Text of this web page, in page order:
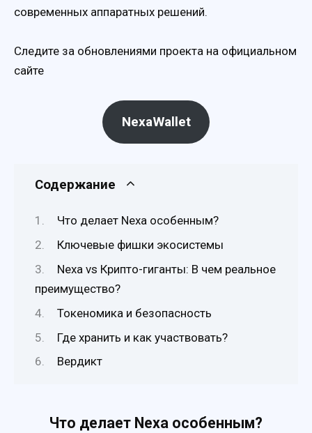
современных аппаратных решений.
Следите за обновлениями проекта на официальном
сайте
NexaWallet
Содержание
Что делает Nexa особенным?
Ключевые фишки экосистемы
Nexa vs Крипто-гиганты: В чем реальное
преимущество?
Токеномика и безопасность
Где хранить и как участвовать?
Вердикт
Что делает Nexa особенным?